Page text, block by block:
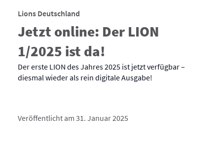
Lions Deutschland
Jetzt online: Der LION
1/2025 ist da!
Der erste LION des Jahres 2025 ist jetzt verfügbar –
diesmal wieder als rein digitale Ausgabe!
Veröffentlicht am 31. Januar 2025